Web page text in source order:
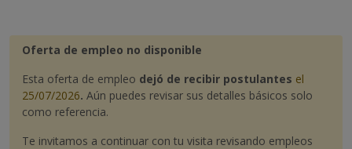
Oferta de empleo no disponible
Esta oferta de empleo dejó de recibir postulantes el
25/07/2026. Aún puedes revisar sus detalles básicos solo
como referencia.
Te invitamos a continuar con tu visita revisando empleos